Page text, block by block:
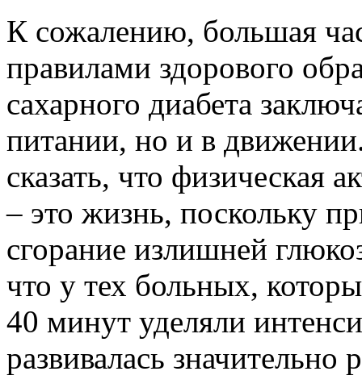
К сожалению, большая
правилами здорового
сахарного диабета
питании, но и в
сказать, что физическая
– это жизнь, поскольку
сгорание излишней
что у тех больных,
40 минут уделяли
развивалась значительно